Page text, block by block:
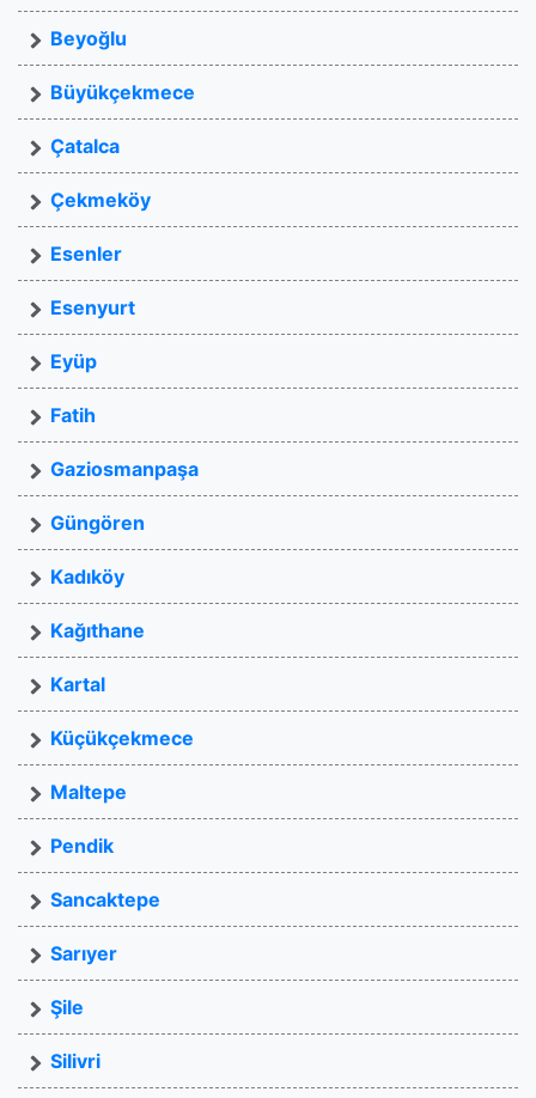
Beyoğlu
Büyükçekmece
Çatalca
Çekmeköy
Esenler
Esenyurt
Eyüp
Fatih
Gaziosmanpaşa
Güngören
Kadıköy
Kağıthane
Kartal
Küçükçekmece
Maltepe
Pendik
Sancaktepe
Sarıyer
Şile
Silivri